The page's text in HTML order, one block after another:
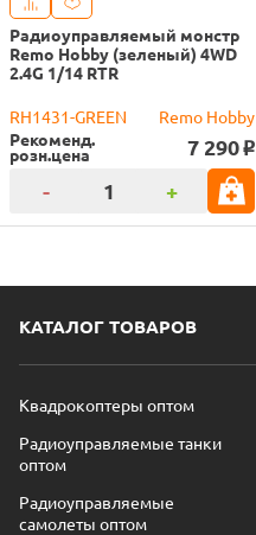
Радиоуправляемый монстр
Remo Hobby (зеленый) 4WD
2.4G 1/14 RTR
RH1431-GREEN
Remo Hobby
Рекоменд.
розн.цена 7 290 o
- +
КАТАЛОГ ТОВАРОВ
Квадрокоптеры оптом
Радиоуправляемые танки
оптом
Радиоуправляемые
самолеты оптом